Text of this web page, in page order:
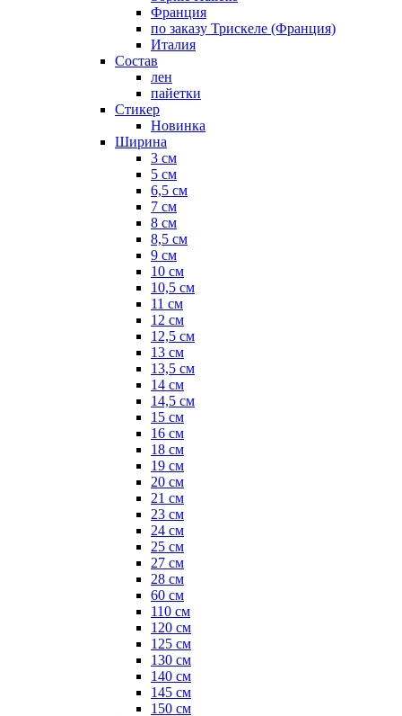
Франция
по заказу Трискеле (Франция)
Италия
Состав
лен
пайетки
Стикер
Новинка
Ширина
3 см
5 см
6,5 см
7 см
8 см
8,5 см
9 см
10 см
10,5 см
11 см
12 см
12,5 см
13 см
13,5 см
14 см
14,5 см
15 см
16 см
18 см
19 см
20 см
21 см
23 см
24 см
25 см
27 см
28 см
60 см
110 см
120 см
125 см
130 см
140 см
145 см
150 см